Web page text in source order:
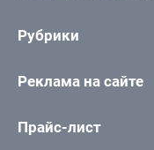
Рубрики
Реклама на сайте
Прайс-лист